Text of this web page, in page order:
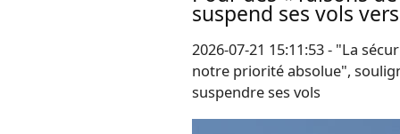
suspend ses vols
2026-07-21 15:11:53 - "La
notre priorité absolue",
suspendre ses vols